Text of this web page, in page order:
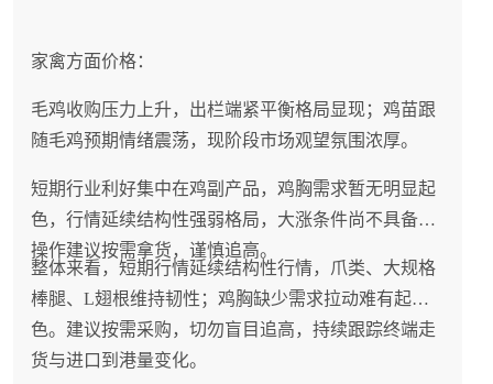
家禽方面价格：
毛鸡收购压力上升，出栏端紧平衡格局显现；鸡苗跟
随毛鸡预期情绪震荡，现阶段市场观望氛围浓厚。
短期行业利好集中在鸡副产品，鸡胸需求暂无明显起
色，行情延续结构性强弱格局，大涨条件尚不具备，
操作建议按需拿货，谨慎追高。
整体来看，短期行情延续结构性行情，爪类、大规格
棒腿、L翅根维持韧性；鸡胸缺少需求拉动难有起
色。建议按需采购，切勿盲目追高，持续跟踪终端走
货与进口到港量变化。